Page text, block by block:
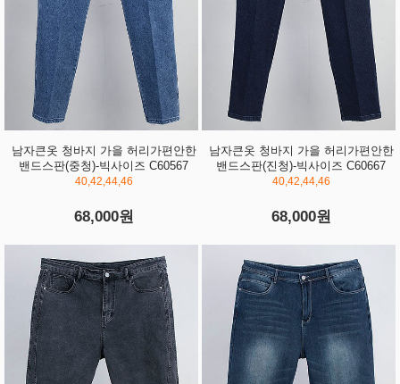
남자큰옷 청바지 가을 허리가편안한
밴드스판(중청)-빅사이즈 C60567
40,42,44,46
68,000원
남자큰옷 청바지 가을 허리가편안한
밴드스판(진청)-빅사이즈 C60667
40,42,44,46
68,000원